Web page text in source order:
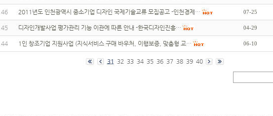
2011년도 인천광역시 중소기업 디자인 국제기술교류 모집공고 -인천경제… 07-25
디자인개발사업 평가관리 기능 이관에 따른 안내 -한국디자인진흥… 04-29
1인 창조기업 지원사업 (지식서비스 구매 바우처, 이행보증, 맞춤형 교… 06-10
31 32 33 34 35 36 37 38 39 40